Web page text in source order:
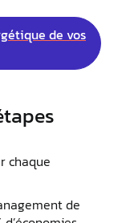
de vos
chaque
de